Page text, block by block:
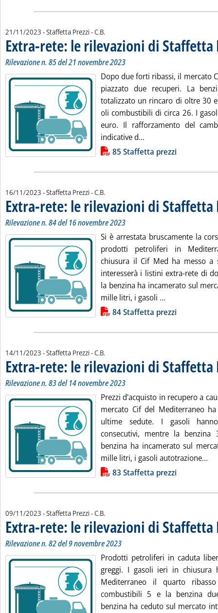
21/11/2023 - Staffetta Prezzi -di:
C.B.
Extra-rete: le rilevazioni di Staffetta
Rilevazione n. 85 del 21 novembre 2023
Dopo due forti ribassi, il mercato
piazzato due recuperi. La
totalizzato un rincaro di oltre 30
oli combustibili di circa 26. I
euro. Il rafforzamento del
indicative d...
Lista allegati PDF alla notizia85 Staffetta prezzi
16/11/2023 - Staffetta Prezzi -di:
C.B.
Extra-rete: le rilevazioni di Staffetta
Rilevazione n. 84 del 16 novembre 2023
Si è arrestata bruscamente la
prodotti petroliferi in
chiusura il Cif Med ha messo a
interesserà i listini extra-rete di
la benzina ha incamerato sul
mille litri, i gasoli ...
Lista allegati PDF alla notizia84 Staffetta prezzi
14/11/2023 - Staffetta Prezzi -di:
C.B.
Extra-rete: le rilevazioni di Staffetta
Rilevazione n. 83 del 14 novembre 2023
Prezzi d'acquisto in recupero a
mercato Cif del Mediterraneo
ultime sedute. I gasoli
consecutivi, mentre la
benzina ha incamerato sul
mille litri, i gasoli autotrazione...
Lista allegati PDF alla notizia83 Staffetta prezzi
09/11/2023 - Staffetta Prezzi -di:
C.B.
Extra-rete: le rilevazioni di Staffetta
Rilevazione n. 82 del 9 novembre 2023
Prodotti petroliferi in caduta
greggi. I gasoli ieri in chiusura
Mediterraneo il quarto
combustibili 5 e la benzina
benzina ha ceduto sul mercato